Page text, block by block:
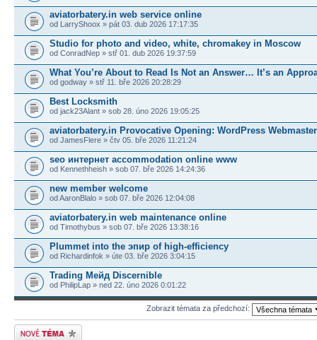
aviatorbatery.in web service online
od LarryShoox » pát 03. dub 2026 17:17:35
Studio for photo and video, white, chromakey in Moscow
od ConradNep » stř 01. dub 2026 19:37:59
What You’re About to Read Is Not an Answer… It’s an
od godway » stř 11. bře 2026 20:28:29
Best Locksmith
od jack23Alant » sob 28. úno 2026 19:05:25
aviatorbatery.in Provocative Opening: WordPress
od JamesFlere » čtv 05. bře 2026 11:21:24
seo интернет accommodation online www
od Kennethheish » sob 07. bře 2026 14:24:36
new member welcome
od AaronBlalo » sob 07. bře 2026 12:04:08
aviatorbatery.in web maintenance online
od Timothybus » sob 07. bře 2026 13:38:16
Plummet into the эпир of high-efficiency
od Richardinfok » úte 03. bře 2026 3:04:15
Trading Мейд Discernible
od PhilipLap » ned 22. úno 2026 0:01:22
Zobrazit témata za předchozí:
Odeslat nové téma